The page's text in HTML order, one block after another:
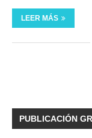
LEER MÁS
PUBLICACIÓN